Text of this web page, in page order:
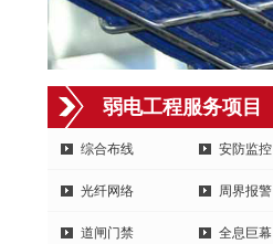
弱电工程服务项目
综合布线 安防监控
光纤网络 周界报警
道闸门禁 全息巨幕